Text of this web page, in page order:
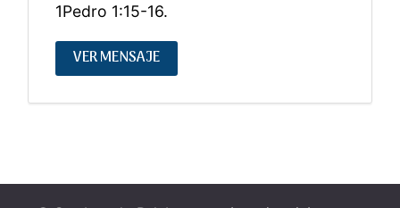
1Pedro 1:15-16.
VER MENSAJE